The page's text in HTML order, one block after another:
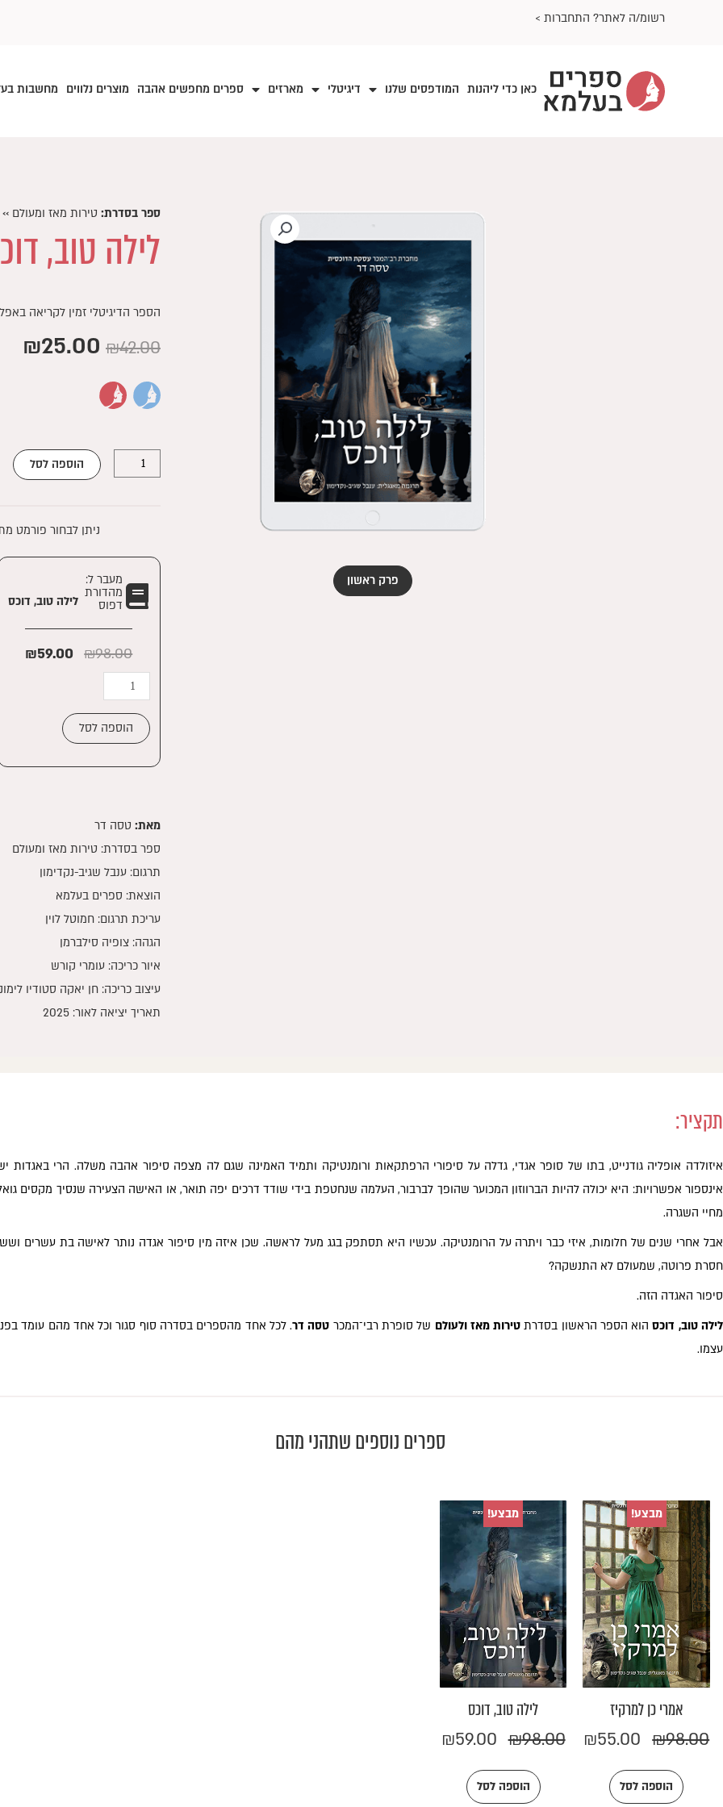
רשומ/ה לאתר? התחברות >
כאן כדי ליהנות המודפסים שלנו דיגיטלי מארזים ספרים מחפשים אהבה מוצרים נלווים מחשבות
פרק ראשון
ספר בסדרת: טירות מאז ומעולם ››
לילה טוב,
הספר הדיגיטלי זמין לקריאה
₪42.00
₪25.00
של
לילה
הוספה לסל
ניתן לבחור פורמט
מעבר ל:
מהדורת
דפוס
לילה טוב, דוכס
₪98.00
המחיר
המקורי
₪98.00.
₪59.00
כמות
של
לילה
טוב,
דוכס
הוספה לסל
מאת: טסה דר
ספר בסדרת: טירות מאז ומעולם
תרגום: ענבל שגיב-נקדימון
הוצאת: ספרים בעלמא
עריכת תרגום: חמוטל לוין
הגהה: צופיה סילברמן
איור כריכה: עומרי קורש
עיצוב כריכה: חן יאקה סטודיו
תאריך יציאה לאור: 2025
תקציר:
איזולדה אופליה גודנייט, בתו של סופר אגדי, גדלה על סיפורי הרפתקאות ורומנטיקה ותמיד האמינה שגם לה מצפה סיפור אהבה משלה. הרי באגדות
אינספור אפשרויות: היא יכולה להיות הברווזון המכוער שהופך לברבור, העלמה שנחטפת בידי שודד דרכים יפה תואר, או האישה הצעירה שנסיך מקסים
מחיי השגרה.
אבל אחרי שנים של חלומות, איזי כבר ויתרה על הרומנטיקה. עכשיו היא תסתפק בגג מעל לראשה. שכן איזה מין סיפור אגדה נותר לאישה בת עשרים
חסרת פרוטה, שמעולם לא התנשקה?
סיפור האגדה הזה.
לילה טוב, דוכסהוא הספר הראשון בסדרת טירות מאז ולעולם של סופרת רבי־המכר טסה דר. לכל אחד מהספרים בסדרה סוף סגור וכל אחד מהם עומד
עצמו.
ספרים נוספים שתהני מהם
מבצע!
אמרי כן למרקיז
₪98.00
המחיר
המקורי
היה:
₪98.00.
₪55.00
המחיר
הנוכחי
הוא:
₪55.00.
הוספה לסל
מבצע!
לילה טוב, דוכס
₪98.00
המחיר
המקורי
היה:
₪98.00.
₪59.00
המחיר
הוא:
₪59.00.
הוספה לסל